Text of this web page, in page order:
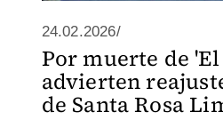
24.02.2026/
Por muerte de
advierten
de Santa Rosa